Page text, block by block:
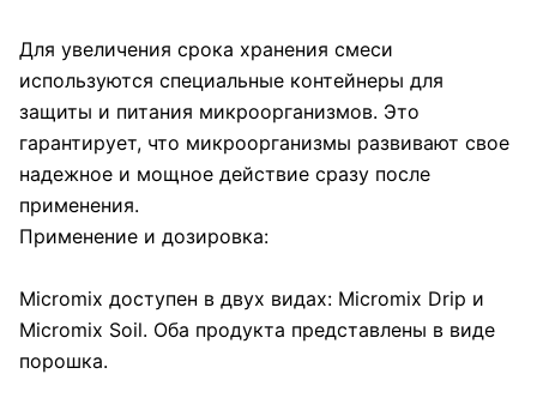
Для увеличения срока хранения смеси
используются специальные контейнеры для
защиты и питания микроорганизмов. Это
гарантирует, что микроорганизмы развивают свое
надежное и мощное действие сразу после
применения.
Применение и дозировка:
Micromix доступен в двух видах: Micromix Drip и
Micromix Soil. Оба продукта представлены в виде
порошка.